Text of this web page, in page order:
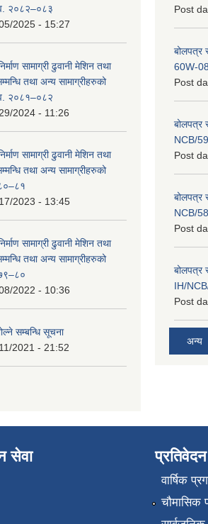
२०८२–०८३
2025 - 15:27
सामाग्री ढुवानी मेशिन तथा
तथा अन्य सामाग्रीहरुको
२०८१–०८२
2024 - 11:26
सामाग्री ढुवानी मेशिन तथा
तथा अन्य सामाग्रीहरुको
2023 - 13:45
सामाग्री ढुवानी मेशिन तथा
तथा अन्य सामाग्रीहरुको
2022 - 10:36
सम्बन्धि सूचना
2021 - 21:52
Post
बोलपत्र
60W-
Post
बोलपत्र
NCB/
Post
बोलपत्र
NCB/
Post
बोलपत्र
IH/
Post
अन्य
सेवा प्रतिवेदन
वार्षिक
चौमासिक